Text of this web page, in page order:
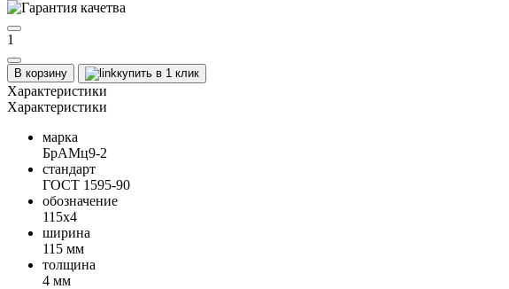
1
В корзину купить в 1 клик
Характеристики
Характеристики
марка
БрАМц9-2
стандарт
ГОСТ 1595-90
обозначение
115х4
ширина
115 мм
толщина
4 мм